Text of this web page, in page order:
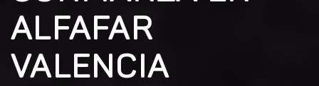
ALFAFAR
VALENCIA